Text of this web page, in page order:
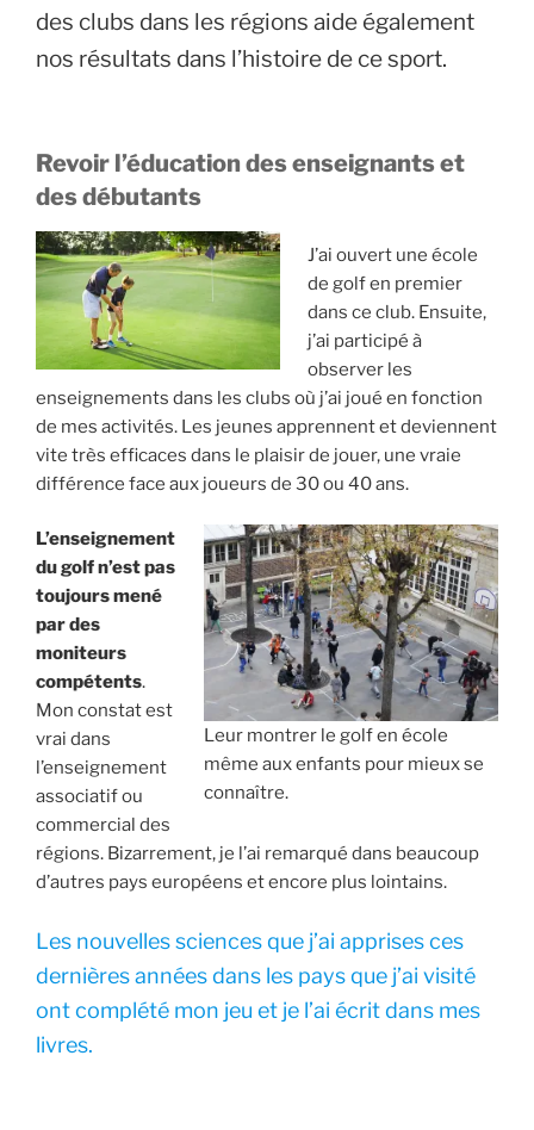
des clubs dans les régions aide également
nos résultats dans l’histoire de ce sport.
Revoir l’éducation des enseignants et
des débutants
J’ai ouvert une école
de golf en premier
dans ce club. Ensuite,
j’ai participé à
observer les
enseignements dans les clubs où j’ai joué en fonction
de mes activités. Les jeunes apprennent et deviennent
vite très efficaces dans le plaisir de jouer, une vraie
différence face aux joueurs de 30 ou 40 ans.
Leur montrer le golf en école
même aux enfants pour mieux se
connaître.
L’enseignement
du golf n’est pas
toujours mené
par des
moniteurs
compétents.
Mon constat est
vrai dans
l’enseignement
associatif ou
commercial des
régions. Bizarrement, je l’ai remarqué dans beaucoup
d’autres pays européens et encore plus lointains.
Les nouvelles sciences que j’ai apprises ces
dernières années dans les pays que j’ai visité
ont complété mon jeu et je l’ai écrit dans mes
livres.